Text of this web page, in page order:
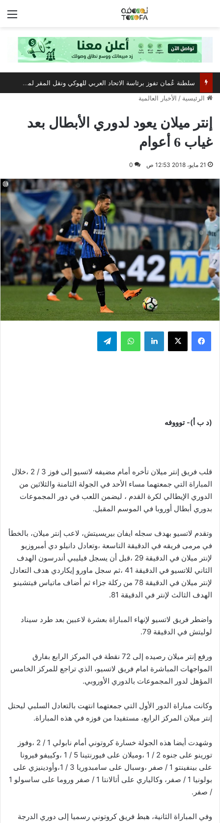
سلطنة عُمان تفوز برئاسة الاتحاد العربي للهوكي ونقل المقر لمسقط
الرئيسية / الأخبار العالمية
إنتر ميلان يعود لدوري الأبطال بعد
غياب 6 أعوام
21 مايو، 2018 12:53 ص 0
فيسبوك ‫X لينكدإن واتساب تيلقرام
(د ب أ)- توووفه
قلب فريق إنتر ميلان تأخره أمام مضيفه لاتسيو إلى فوز 3 / 2 ،خلال
المباراة التي جمعتهما مساء الأحد في الجولة الثامنة والثلاثين من
الدوري الإيطالي لكرة القدم ، ليضمن اللعب في دور المجموعات
بدوري أبطال أوروبا في الموسم المقبل.
وتقدم لاتسيو بهدف سجله ايفان بيريسيتش، لاعب إنتر ميلان، بالخطأ
في مرمى فريقه في الدقيقة التاسعة ،وتعادل دانيلو دي أمبروزيو
لإنتر ميلان في الدقيقة 29 ،قبل أن يسجل فيليبي أندرسون الهدف
الثاني للاتسيو في الدقيقة 41 ،ثم سجل ماورو إيكاردي هدف التعادل
لإنتر ميلان في الدقيقة 78 من ركلة جزاء ثم أضاف ماتياس فيتشينو
الهدف الثالث لإنتر في الدقيقة 81.
واضطر فريق لاتسيو لإنهاء المباراة بعشرة لاعبين بعد طرد سيناد
لوليتش في الدقيقة 79.
ورفع إنتر ميلان رصيده إلى 72 نقطة في المركز الرابع بفارق
المواجهات المباشرة امام فريق لاتسيو، الذي تراجع للمركز الخامس
المؤهل لدور المجموعات بالدوري الأوروبي.
وكانت مباراة الدور الأول التي جمعتهما انتهت بالتعادل السلبي ليحتل
إنتر ميلان المركز الرابع، مستفيدا من فوزه في هذه المباراة.
وشهدت أيضا هذه الجولة خسارة كروتوني أمام نابولي 1 / 2 ،وفوز
تورينو على جنوه 2 / 1 ،وميلان على فيورنتينا 5 / 1 ،وكييفو فيرونا
على بينفينتو 1 / صفر ،وسبال على سامبدوريا 3 / 1،وأودينيزي على
بولونيا 1 / صفر، وكالياري على أتالانتا 1 / صفر وروما على ساسولو 1
/ صفر.
وفي المباراة الثانية، هبط فريق كروتوني رسميا إلى دوري الدرجة